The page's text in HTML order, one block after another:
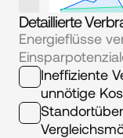
Detaillierte
Energieflüsse
Ineffiziente
unnötige